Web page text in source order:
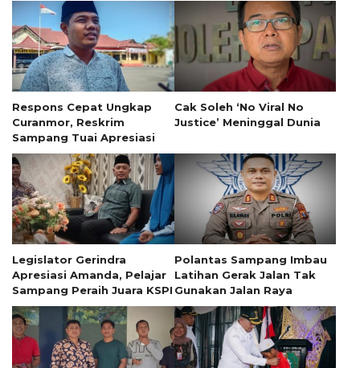
Respons Cepat Ungkap
Curanmor, Reskrim
Sampang Tuai Apresiasi
Cak Soleh ‘No Viral No
Justice’ Meninggal Dunia
Legislator Gerindra
Apresiasi Amanda, Pelajar
Sampang Peraih Juara KSPI
Polantas Sampang Imbau
Latihan Gerak Jalan Tak
Gunakan Jalan Raya